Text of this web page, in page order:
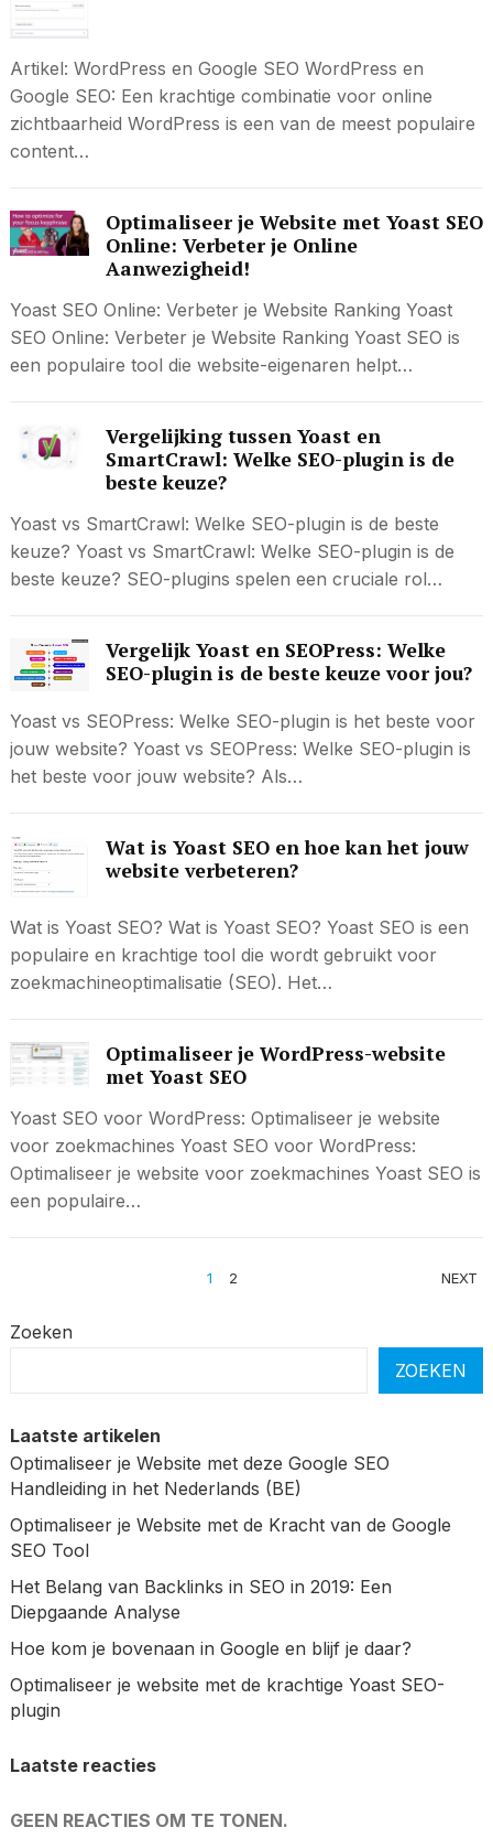
Artikel: WordPress en Google SEO WordPress en
Google SEO: Een krachtige combinatie voor online
zichtbaarheid WordPress is een van de meest populaire
content…
Optimaliseer je Website met Yoast SEO
Online: Verbeter je Online
Aanwezigheid!
Yoast SEO Online: Verbeter je Website Ranking Yoast
SEO Online: Verbeter je Website Ranking Yoast SEO is
een populaire tool die website-eigenaren helpt…
Vergelijking tussen Yoast en
SmartCrawl: Welke SEO-plugin is de
beste keuze?
Yoast vs SmartCrawl: Welke SEO-plugin is de beste
keuze? Yoast vs SmartCrawl: Welke SEO-plugin is de
beste keuze? SEO-plugins spelen een cruciale rol…
Vergelijk Yoast en SEOPress: Welke
SEO-plugin is de beste keuze voor jou?
Yoast vs SEOPress: Welke SEO-plugin is het beste voor
jouw website? Yoast vs SEOPress: Welke SEO-plugin is
het beste voor jouw website? Als…
Wat is Yoast SEO en hoe kan het jouw
website verbeteren?
Wat is Yoast SEO? Wat is Yoast SEO? Yoast SEO is een
populaire en krachtige tool die wordt gebruikt voor
zoekmachineoptimalisatie (SEO). Het…
Optimaliseer je WordPress-website
met Yoast SEO
Yoast SEO voor WordPress: Optimaliseer je website
voor zoekmachines Yoast SEO voor WordPress:
Optimaliseer je website voor zoekmachines Yoast SEO is
een populaire…
1 2 NEXT
Zoeken
ZOEKEN
Laatste artikelen
Optimaliseer je Website met deze Google SEO
Handleiding in het Nederlands (BE)
Optimaliseer je Website met de Kracht van de Google
SEO Tool
Het Belang van Backlinks in SEO in 2019: Een
Diepgaande Analyse
Hoe kom je bovenaan in Google en blijf je daar?
Optimaliseer je website met de krachtige Yoast SEO-
plugin
Laatste reacties
GEEN REACTIES OM TE TONEN.